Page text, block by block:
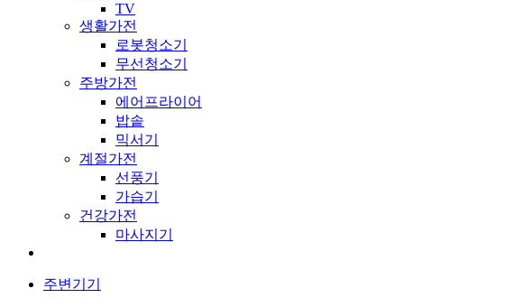
TV
생활가전
로봇청소기
무선청소기
주방가전
에어프라이어
밥솥
믹서기
계절가전
선풍기
가습기
건강가전
마사지기
주변기기